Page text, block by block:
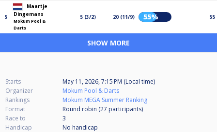
5
Maartje
Dingemans
Mokum Pool &
Darts
5 (3/2) 20 (11/9) 55% 55
SHOW MORE
Starts
May 11, 2026, 7:15 PM (Local time)
Organizer
Mokum Pool & Darts
Rankings
Mokum MEGA Summer Ranking
Format
Round robin (27 participants)
Race to
3
Handicap
No handicap